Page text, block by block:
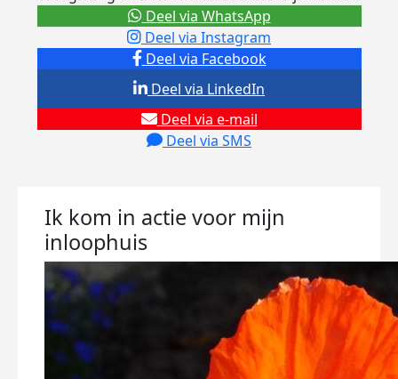
Deel via Facebook
Deel via Instagram
Deel via e-mail
Deel via SMS
Deel via LinkedIn
Deel via WhatsApp
Ik kom in actie voor mijn
inloophuis